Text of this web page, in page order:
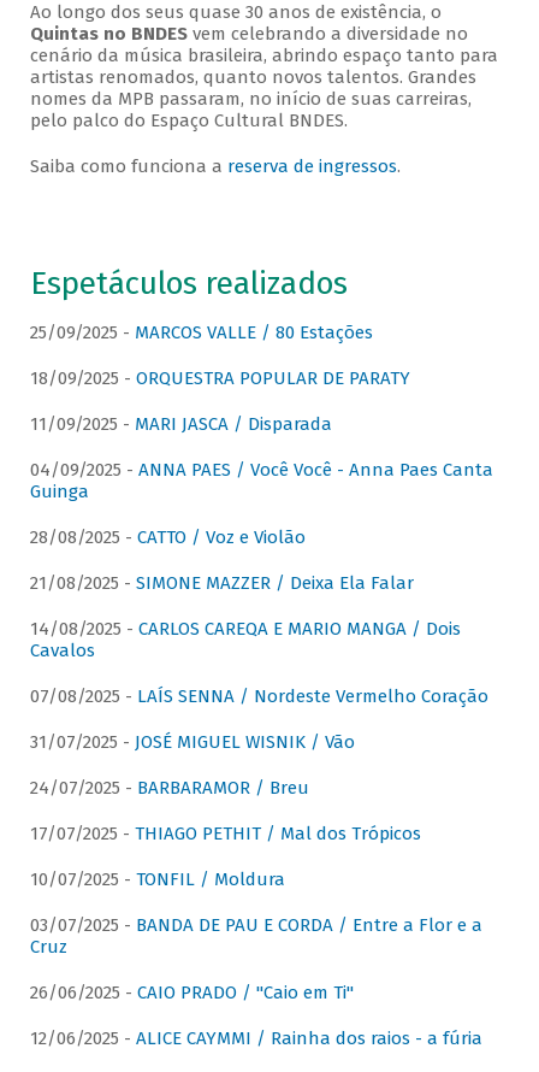
Ao longo dos seus quase 30 anos de existência, o
Quintas no BNDESvem celebrando a diversidade no
cenário da música brasileira, abrindo espaço tanto para
artistas renomados, quanto novos talentos. Grandes
nomes da MPB passaram, no início de suas carreiras,
pelo palco do Espaço Cultural BNDES.
Saiba como funciona a reserva de ingressos.
Espetáculos realizados
25/09/2025 - MARCOS VALLE / 80 Estações
18/09/2025 - ORQUESTRA POPULAR DE PARATY
11/09/2025 - MARI JASCA / Disparada
04/09/2025 - ANNA PAES / Você Você - Anna Paes Canta
Guinga
28/08/2025 - CATTO / Voz e Violão
21/08/2025 - SIMONE MAZZER / Deixa Ela Falar
14/08/2025 - CARLOS CAREQA E MARIO MANGA / Dois
Cavalos
07/08/2025 - LAÍS SENNA / Nordeste Vermelho Coração
31/07/2025 - JOSÉ MIGUEL WISNIK / Vão
24/07/2025 - BARBARAMOR / Breu
17/07/2025 - THIAGO PETHIT / Mal dos Trópicos
10/07/2025 - TONFIL / Moldura
03/07/2025 - BANDA DE PAU E CORDA / Entre a Flor e a
Cruz
26/06/2025 - CAIO PRADO / "Caio em Ti"
12/06/2025 - ALICE CAYMMI / Rainha dos raios - a fúria